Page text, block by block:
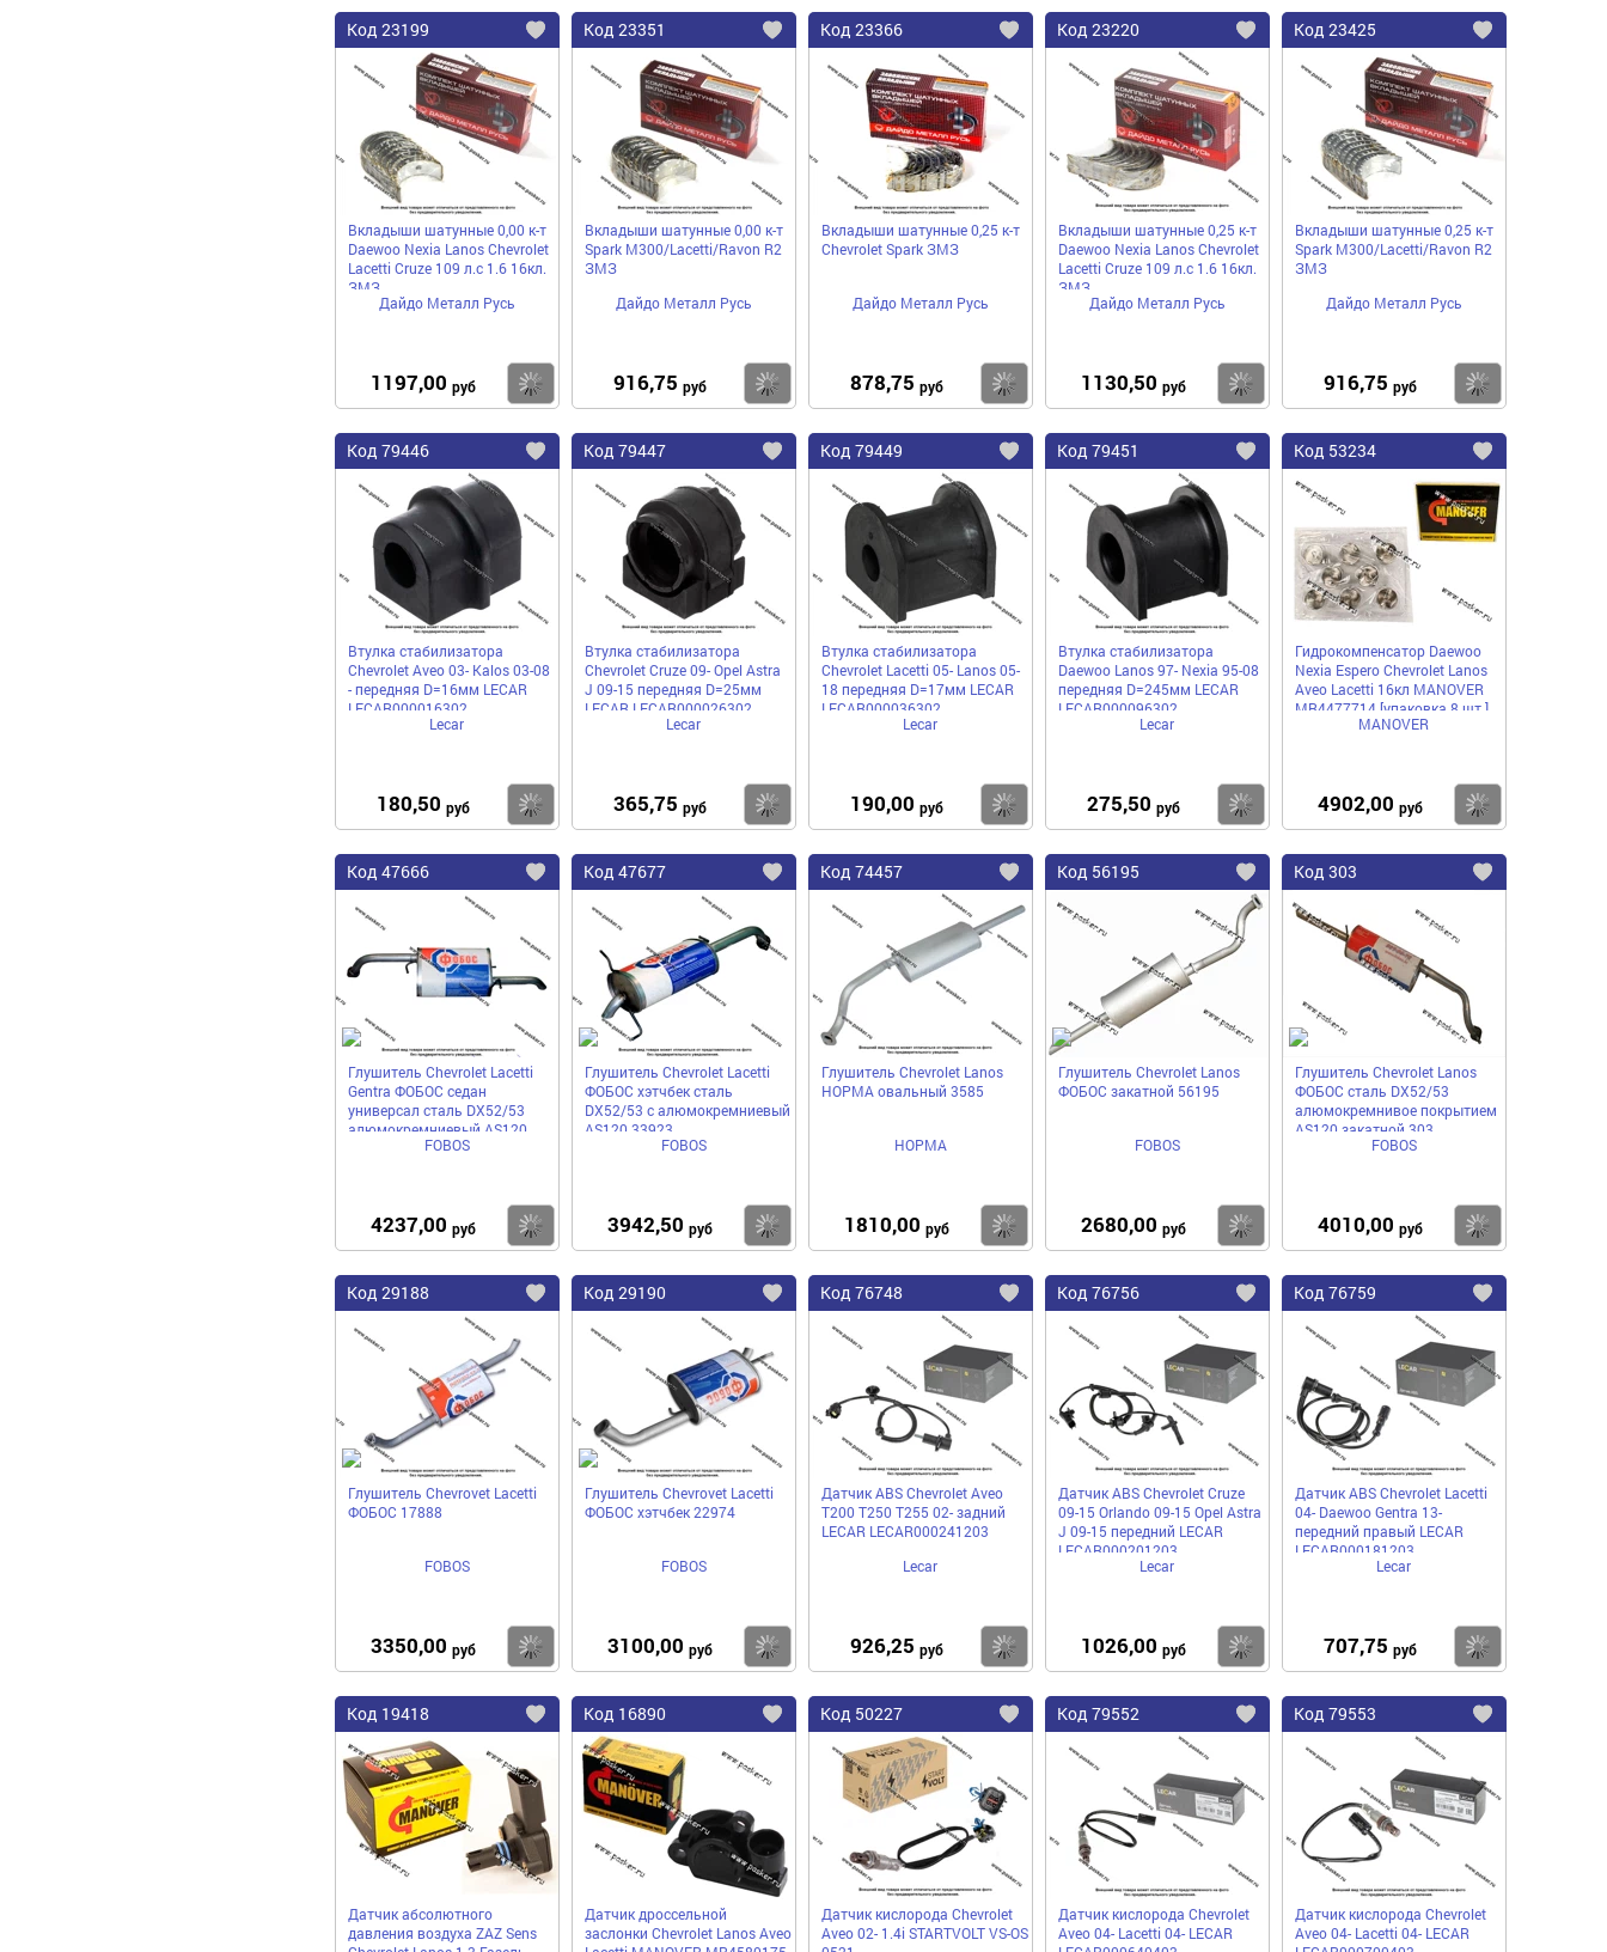
Код 23199
Добавить
избранное
Вкладыши шатунные 0,00 к-т
Daewoo Nexia Lanos Chevrolet
Lacetti Cruze 109 л.с 1.6 16кл.
ЗМЗ
Дайдо Металл Русь
1197,00 руб Купить
Код 23351
Добавить
избранное
Вкладыши шатунные 0,00 к-т
Spark M300/Lacetti/Ravon R2
ЗМЗ
Дайдо Металл Русь
916,75 руб Купить
Код 23366
Добавить
Вкладыши шатунные 0,25 к-т
Chevrolet Spark ЗМЗ
Дайдо Металл Русь
878,75 руб Купить
Код 23220
Добавить
избранное
Вкладыши шатунные 0,25 к-т
Daewoo Nexia Lanos Chevrolet
Lacetti Cruze 109 л.с 1.6 16кл.
ЗМЗ
Дайдо Металл Русь
1130,50 руб Купить
Код 23425
избранное
Вкладыши шатунные 0,25 к-т
Spark M300/Lacetti/Ravon R2
ЗМЗ
Дайдо Металл Русь
916,75 руб
Код 79446
Добавить
избранное
Втулка стабилизатора
Chevrolet Aveo 03- Kalos 03-08
- передняя D=16мм LECAR
LECAR000016302
Lecar
180,50 руб Купить
Код 79447
Добавить
избранное
Втулка стабилизатора
Chevrolet Cruze 09- Opel Astra
J 09-15 передняя D=25мм
LECAR LECAR000026302
Lecar
365,75 руб Купить
Код 79449
Добавить
избранное
Втулка стабилизатора
Chevrolet Lacetti 05- Lanos 05-
18 передняя D=17мм LECAR
LECAR000036302
Lecar
190,00 руб Купить
Код 79451
Добавить
избранное
Втулка стабилизатора
Daewoo Lanos 97- Nexia 95-08
передняя D=245мм LECAR
LECAR000096302
Lecar
275,50 руб Купить
Код 53234
в
избранное
Гидрокомпенсатор Daewoo
Nexia Espero Chevrolet Lanos
Aveo Lacetti 16кл MANOVER
MR4477714 [упаковка 8 шт.]
MANOVER
4902,00 руб
Код 47666
Добавить
избранное
Глушитель Chevrolet Lacetti
Gentra ФОБОС седан
универсал сталь DX52/53
алюмокремниевый AS120
FOBOS
4237,00 руб Купить
Код 47677
Добавить
Глушитель Chevrolet Lacetti
ФОБОС хэтчбек сталь
DX52/53 с алюмокремниевый
AS120 33923
FOBOS
3942,50 руб Купить
Код 74457
Добавить
в
избранное
Глушитель Chevrolet Lanos
НОРМА овальный 3585
НОРМА
1810,00 руб Купить
Код 56195
Добавить
в
избранное
Глушитель Chevrolet Lanos
ФОБОС закатной 56195
FOBOS
2680,00 руб Купить
Код 303
Глушитель Chevrolet Lanos
ФОБОС сталь DX52/53
алюмокремнивое покрытием
AS120 закатной 303
FOBOS
4010,00 руб
Код 29188
Добавить
избранное
Глушитель Chevrovet Lacetti
ФОБОС 17888
FOBOS
3350,00 руб Купить
Код 29190
Добавить
Глушитель Chevrovet Lacetti
ФОБОС хэтчбек 22974
FOBOS
3100,00 руб Купить
Код 76748
Добавить
Датчик ABS Chevrolet Aveo
T200 T250 T255 02- задний
LECAR LECAR000241203
Lecar
926,25 руб Купить
Код 76756
Добавить
избранное
Датчик ABS Chevrolet Cruze
09-15 Orlando 09-15 Opel Astra
J 09-15 передний LECAR
LECAR000201203
Lecar
1026,00 руб Купить
Код 76759
избранное
Датчик ABS Chevrolet Lacetti
04- Daewoo Gentra 13-
передний правый LECAR
LECAR000181203
Lecar
707,75 руб
Код 19418
Добавить
избранное
Датчик абсолютного
давления воздуха ZAZ Sens
Код 16890
Добавить
избранное
Датчик дроссельной
заслонки Chevrolet Lanos Aveo
Код 50227
Добавить
Датчик кислорода Chevrolet
Aveo 02- 1.4i STARTVOLT VS-OS
Код 79552
Добавить
Датчик кислорода Chevrolet
Aveo 04- Lacetti 04- LECAR
Код 79553
Датчик кислорода Chevrolet
Aveo 04- Lacetti 04- LECAR